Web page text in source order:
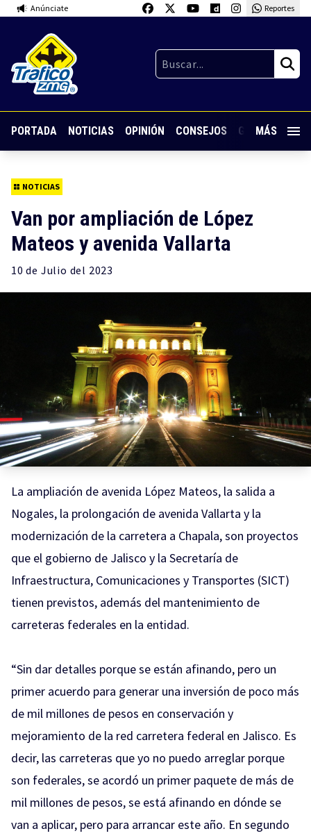
Anúnciate Reportes
PORTADA NOTICIAS OPINIÓN CONSEJOS GUARDIA
MÁS
NOTICIAS
Van por ampliación de López
Mateos y avenida Vallarta
10 de Julio del 2023
La ampliación de avenida López Mateos, la salida a
Nogales, la prolongación de avenida Vallarta y la
modernización de la carretera a Chapala, son proyectos
que el gobierno de Jalisco y la Secretaría de
Infraestructura, Comunicaciones y Transportes (SICT)
tienen previstos, además del mantenimiento de
carreteras federales en la entidad.
“Sin dar detalles porque se están afinando, pero un
primer acuerdo para generar una inversión de poco más
de mil millones de pesos en conservación y
mejoramiento de la red carretera federal en Jalisco. Es
decir, las carreteras que yo no puedo arreglar porque
son federales, se acordó un primer paquete de más de
mil millones de pesos, se está afinando en dónde se
van a aplicar, pero para arrancar este año. En segundo